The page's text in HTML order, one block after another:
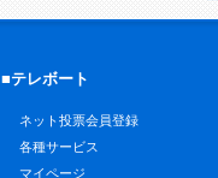
■テレボート
ネット投票会員登録
各種サービス
マイページ